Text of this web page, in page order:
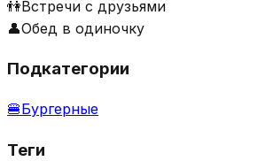
👫Встречи с друзьями
👤Обед в одиночку
Подкатегории
🍔Бургерные
Теги